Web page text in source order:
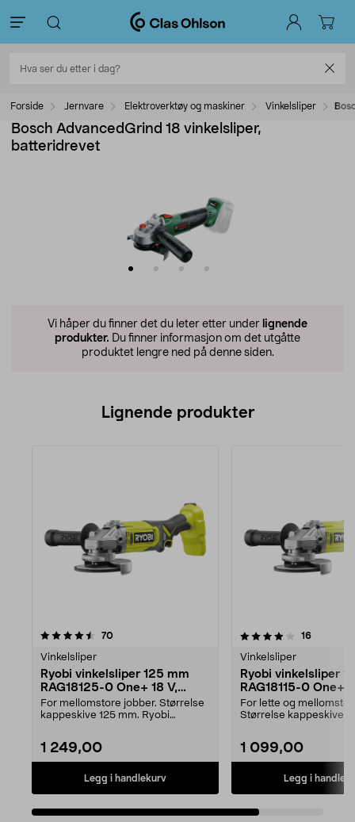
Forside Jernvare Elektroverktøy og maskiner Vinkelsliper
Bosch AdvancedGrind 18 vinkelsliper,
batteridrevet
Vi håper du finner det du leter etter under lignende
produkter. Du finner informasjon om det utgåtte
produktet lengre ned på denne siden.
Lignende produkter
70anmeldelser
Vinkelsliper
Ryobi vinkelsliper 125 mm
RAG18125-0 One+ 18 V,
batteridrevet
For mellomstore jobber. Størrelse
kappeskive 125 mm. Ryobi
1 249,00
Legg i handlekurv
4.0av 5 stjerner 16
Vinkelsliper
Ryobi vinkelsliper
RAG18115-0 One+
batteridrevet
For lette og
Størrelse kappeskive
1 099,00
Legg i